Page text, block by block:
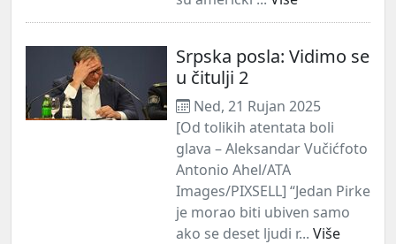
Srpska posla: Vidimo se
u čitulji 2
Ned, 21 Rujan 2025
[Od tolikih atentata boli
glava – Aleksandar Vučićfoto
Antonio Ahel/ATA
Images/PIXSELL] “Jedan Pirke
je morao biti ubiven samo
ako se deset ljudi r... Više